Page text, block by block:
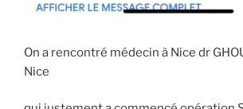
On a rencontré médecin à Nice dr
Nice